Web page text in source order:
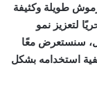
طويلة وكثيفة
لتعزيز نمو
سنستعرض معًا
استخدامه بشكل